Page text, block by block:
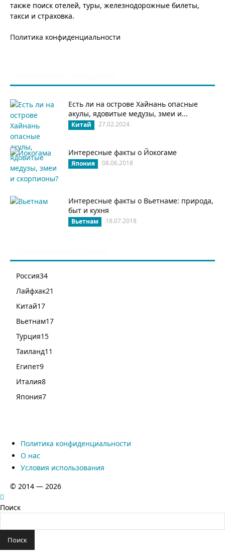
также поиск отелей, туры, железнодорожные билеты,
такси и страховка.
Политика конфиденциальности
Есть ли на острове Хайнань опасные
акулы, ядовитые медузы, змеи и...
Китай 27.02.2024
Интересные факты о Йокогаме
Япония 08.06.2018
Интересные факты о Вьетнаме: природа,
быт и кухня
Вьетнам 18.07.2018
Россия34
Лайфхак21
Китай17
Вьетнам17
Турция15
Таиланд11
Египет9
Италия8
Япония7
Политика конфиденциальности
О нас
Условия использования
© 2014 — 2026
Поиск